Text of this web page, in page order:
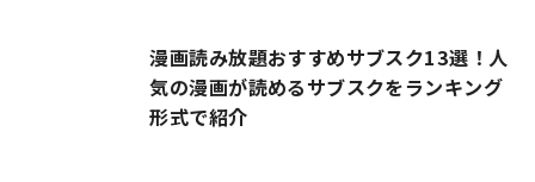
漫画読み放題おすすめサブスク13選！人
気の漫画が読めるサブスクをランキング
形式で紹介